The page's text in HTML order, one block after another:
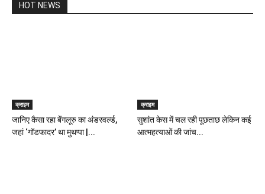
HOT NEWS
क्राइम
जानिए कैसा रहा बेंगलूरु का अंडरवर्ल्ड,
जहां ‘गॉडफादर’ था मुथप्पा |...
क्राइम
सुशांत केस में चल रही पूछताछ लेकिन कई
आत्महत्याओं की जांच...